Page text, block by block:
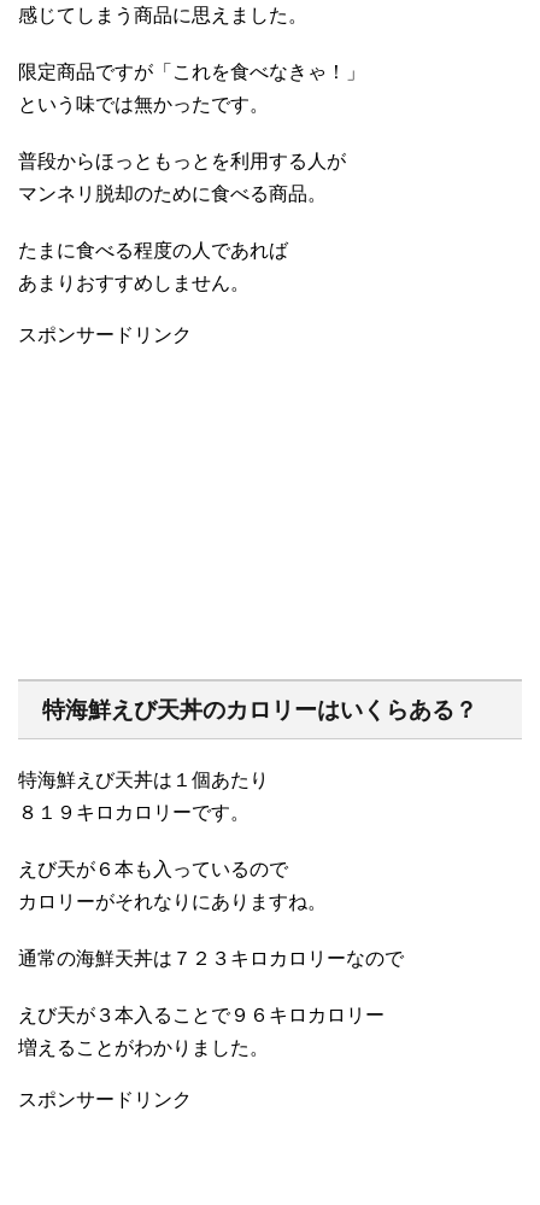
感じてしまう商品に思えました。
限定商品ですが「これを食べなきゃ！」
という味では無かったです。
普段からほっともっとを利用する人が
マンネリ脱却のために食べる商品。
たまに食べる程度の人であれば
あまりおすすめしません。
スポンサードリンク
特海鮮えび天丼のカロリーはいくらある？
特海鮮えび天丼は１個あたり
８１９キロカロリーです。
えび天が６本も入っているので
カロリーがそれなりにありますね。
通常の海鮮天丼は７２３キロカロリーなので
えび天が３本入ることで９６キロカロリー
増えることがわかりました。
スポンサードリンク